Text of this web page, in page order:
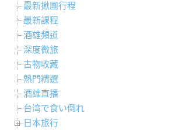
最新揪團行程
最新課程
酒雄頻道
深度微旅
古物收藏
熱門精選
酒雄直播
台湾で食い倒れ
日本旅行